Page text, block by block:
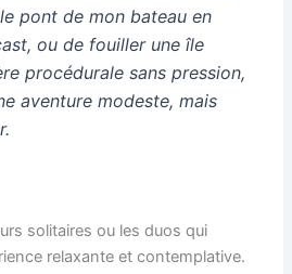
pont de mon bateau en
ou de fouiller une île
procédurale sans pression,
aventure modeste, mais
solitaires ou les duos qui
relaxante et contemplative.